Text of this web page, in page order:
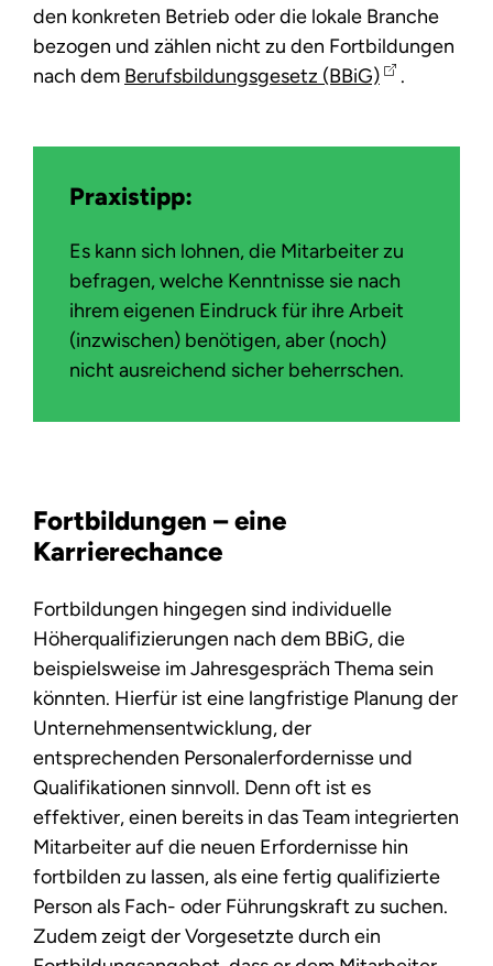
den konkreten Betrieb oder die lokale Branche
bezogen und zählen nicht zu den Fortbildungen
nach dem Berufsbildungsgesetz (BBiG) .
Praxistipp:
Es kann sich lohnen, die Mitarbeiter zu
befragen, welche Kenntnisse sie nach
ihrem eigenen Eindruck für ihre Arbeit
(inzwischen) benötigen, aber (noch)
nicht ausreichend sicher beherrschen.
Fortbildungen – eine
Karrierechance
Fortbildungen hingegen sind individuelle
Höherqualifizierungen nach dem BBiG, die
beispielsweise im Jahresgespräch Thema sein
könnten. Hierfür ist eine langfristige Planung der
Unternehmensentwicklung, der
entsprechenden Personalerfordernisse und
Qualifikationen sinnvoll. Denn oft ist es
effektiver, einen bereits in das Team integrierten
Mitarbeiter auf die neuen Erfordernisse hin
fortbilden zu lassen, als eine fertig qualifizierte
Person als Fach- oder Führungskraft zu suchen.
Zudem zeigt der Vorgesetzte durch ein